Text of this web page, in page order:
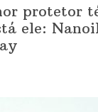
protetor
ele: